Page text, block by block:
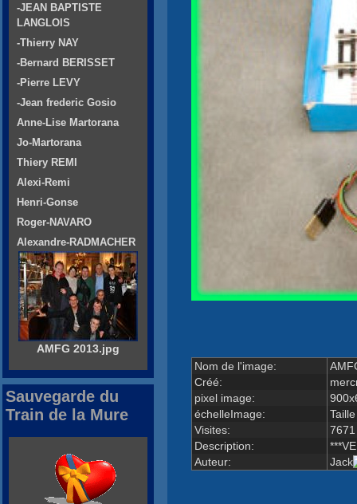
Nom de l'image:
Créé:
pixel image:
échelleImage:
Visites:
7671
Description:
Auteur:
Jack
-JEAN BAPTISTE
LANGLOIS
-Thierry NAY
-Bernard BERISSET
-Pierre LEVY
-Jean frederic Gosio
Anne-Lise Martorana
Jo-Martorana
Thiery REMI
Alexi-Remi
Henri-Gonse
Roger-NAVARO
Alexandre-RADMACHER
AMFG 2013.jpg
Sauvegarde du
Train de la Mure